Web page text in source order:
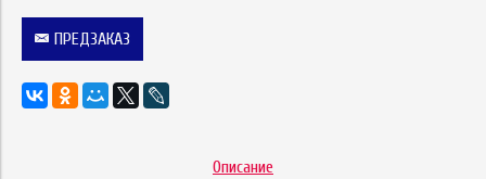
ПРЕДЗАКАЗ
Описание